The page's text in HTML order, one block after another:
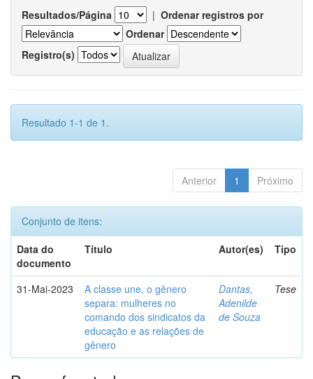
Resultados/Página | Ordenar registros por
Ordenar
Registro(s)
Resultado 1-1 de 1.
Anterior 1 Próximo
Conjunto de itens:
Data do
documento
Título Autor(es) Tipo
31-Mai-2023
A classe une, o gênero
separa: mulheres no
comando dos sindicatos da
educação e as relações de
gênero
Dantas,
Adenilde
de Souza
Tese